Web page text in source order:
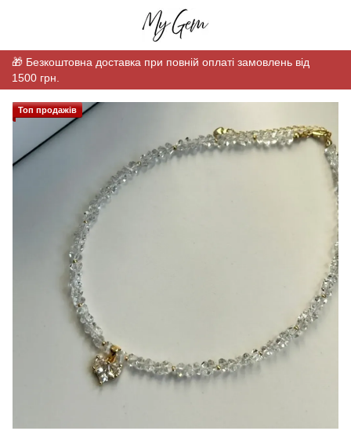
🎁 Безкоштовна доставка при повній оплаті замовлень від
1500 грн.
Топ продажів